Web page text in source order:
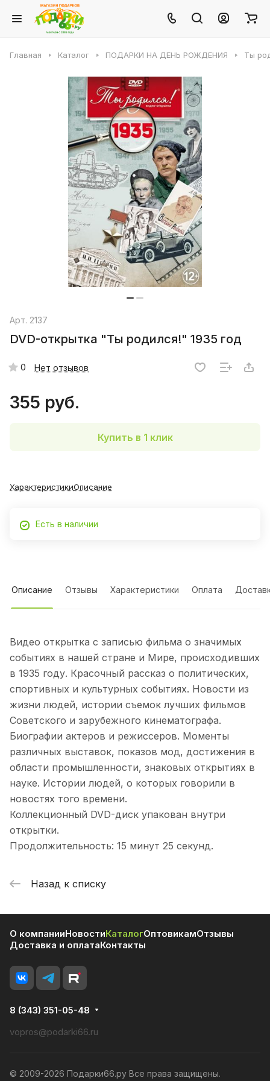
Главная Каталог ПОДАРКИ НА ДЕНЬ РОЖДЕНИЯ Ты
Арт. 2137
DVD-открытка "Ты родился!" 1935 год
0 Нет отзывов
355 руб.
Купить в 1 клик
ХарактеристикиОписание
Есть в наличии
Описание Отзывы Характеристики Оплата
Видео открытка с записью фильма о значимых
событиях в нашей стране и Мире, происходивших
в 1935 году. Красочный рассказ о политических,
спортивных и культурных событиях. Новости из
жизни людей, истории съемок лучших фильмов
Советского и зарубежного кинематографа.
Биографии актеров и режиссеров. Моменты
различных выставок, показов мод, достижения в
области промышленности, знаковых открытиях в
науке. Истории людей, о которых говорили в
новостях того времени.
Коллекционный DVD-диск упакован внутри
открытки.
Продолжительность: 15 минут 25 секунд.
Назад к списку
О компанииНовостиКаталогОптовикамОтзывы
Доставка и оплатаКонтакты
8 (343) 351-05-48
vopros@podarki66.ru
© 2009-2026 Подарки66.ру Все права защищены.